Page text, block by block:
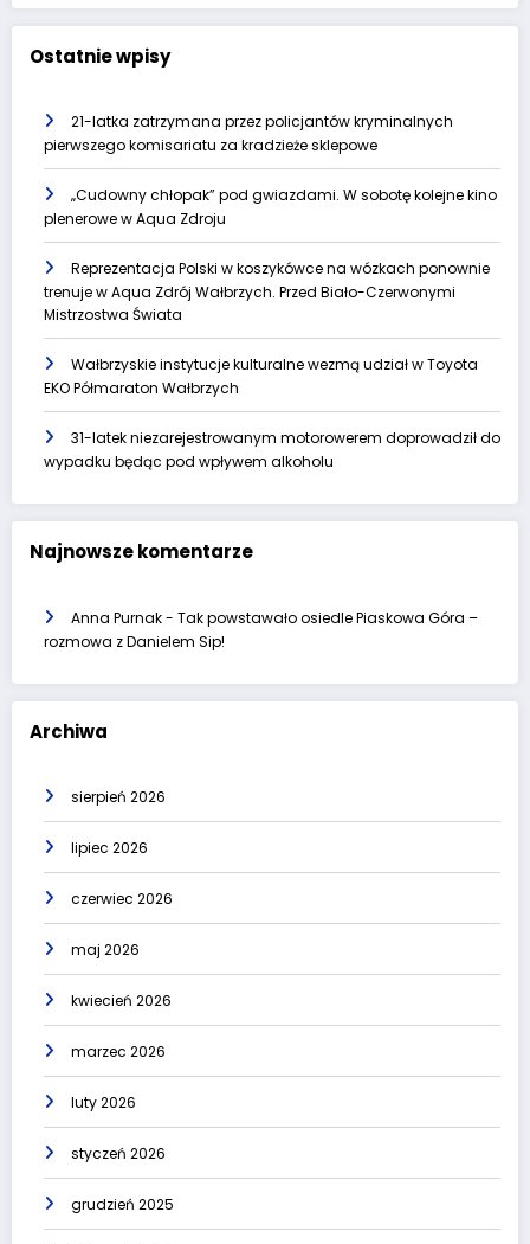
Ostatnie wpisy
21-latka zatrzymana przez policjantów kryminalnych
pierwszego komisariatu za kradzieże sklepowe
„Cudowny chłopak” pod gwiazdami. W sobotę kolejne kino
plenerowe w Aqua Zdroju
Reprezentacja Polski w koszykówce na wózkach ponownie
trenuje w Aqua Zdrój Wałbrzych. Przed Biało-Czerwonymi
Mistrzostwa Świata
Wałbrzyskie instytucje kulturalne wezmą udział w Toyota
EKO Półmaraton Wałbrzych
31-latek niezarejestrowanym motorowerem doprowadził do
wypadku będąc pod wpływem alkoholu
Najnowsze komentarze
Anna Purnak- Tak powstawało osiedle Piaskowa Góra –
rozmowa z Danielem Sip!
Archiwa
sierpień 2026
lipiec 2026
czerwiec 2026
maj 2026
kwiecień 2026
marzec 2026
luty 2026
styczeń 2026
grudzień 2025